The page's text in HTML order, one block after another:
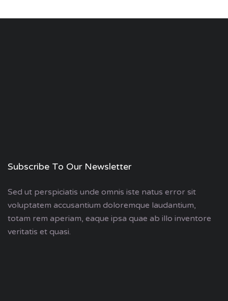
Subscribe To Our Newsletter
Sed ut perspiciatis unde omnis iste natus error sit
voluptatem accusantium doloremque laudantium,
totam rem aperiam, eaque ipsa quae ab illo inventore
veritatis et quasi.